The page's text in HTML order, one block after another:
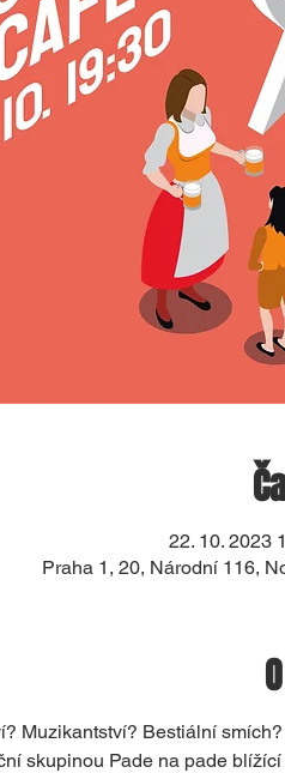
22. 10. 2023
Praha 1, 20, Národní 116,
Muzikantství? Bestiální
skupinou Pade na pade